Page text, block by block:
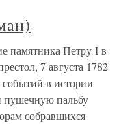
памятника Петру I в
7 августа 1782
в истории
пушечную пальбу
собравшихся